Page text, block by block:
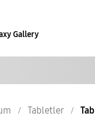
Gallery
Tabletler